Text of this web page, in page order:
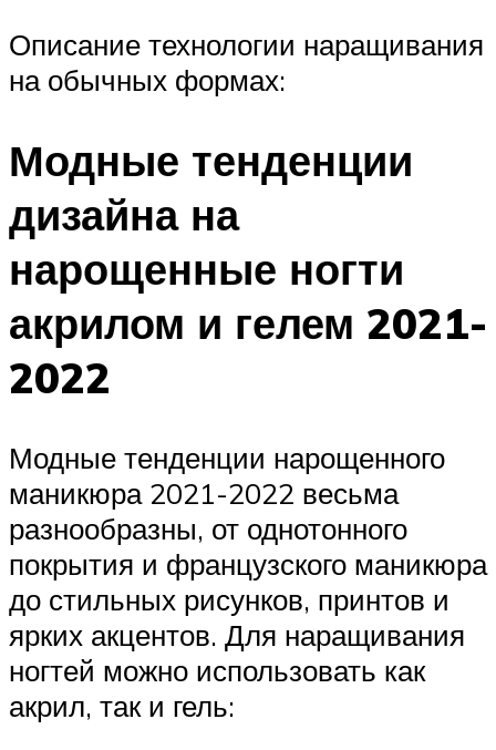
Описание технологии наращивания
на обычных формах:
Модные тенденции
дизайна на
нарощенные ногти
акрилом и гелем 2021-
2022
Модные тенденции нарощенного
маникюра 2021-2022 весьма
разнообразны, от однотонного
покрытия и французского маникюра
до стильных рисунков, принтов и
ярких акцентов. Для наращивания
ногтей можно использовать как
акрил, так и гель: